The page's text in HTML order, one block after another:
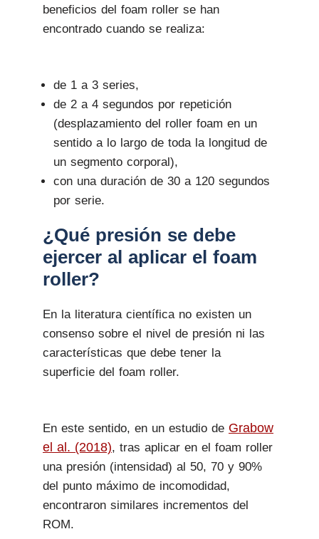
beneficios del foam roller se han
encontrado cuando se realiza:
de 1 a 3 series,
de 2 a 4 segundos por repetición
(desplazamiento del roller foam en un
sentido a lo largo de toda la longitud de
un segmento corporal),
con una duración de 30 a 120 segundos
por serie.
¿Qué presión se debe
ejercer al aplicar el foam
roller?
En la literatura científica no existen un
consenso sobre el nivel de presión ni las
características que debe tener la
superficie del foam roller.
En este sentido, en un estudio de Grabow
el al. (2018), tras aplicar en el foam roller
una presión (intensidad) al 50, 70 y 90%
del punto máximo de incomodidad,
encontraron similares incrementos del
ROM.